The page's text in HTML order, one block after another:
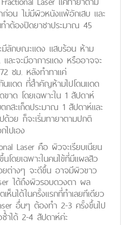
อน ไม่มีผิวหนังแพ้อักเสบ และ
ำต้องปิดยาชาประมาณ 45
มีลักษณะแดง แสบร้อน ห้าม
ละจะมีอาการแดง หรืออาจจะ
ชม. หลังทำทาแค่
นแดด ที่สำคัญห้ามไปโดนแดด
ขาด โดยเฉพาะใน 1 สัปดาห์
กสะเก็ดประมาณ 1 สัปดาห์และ
ด้วย ก็จะเริ่มทายาตามปกติ
ไปเอง
Laser คือ ผิวจะเรียบเนียน
โดยเฉพาะในคนไข้ที่มีแผลสิว
ยต่างๆ จะดีขึ้น อาจมีผิวขาว
ได้ถึงผิวรอบดวงตา ผล
ห็นได้ในครั้งแรกที่ทำเลยทีเดียว
อื่นๆ ต้องทำ 2-3 ครั้งขึ้นไป
ำได้ 2-4 สัปดาห์ค่ะ